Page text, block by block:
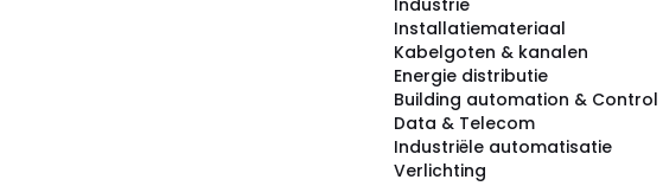
Industrie
Installatiemateriaal
Kabelgoten & kanalen
Energie distributie
Building automation & Control
Data & Telecom
Industriële automatisatie
Verlichting